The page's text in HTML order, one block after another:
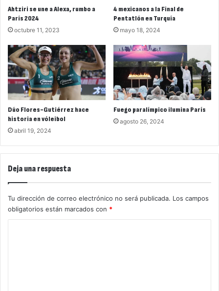
Ahtziri se une a Alexa, rumbo a
París 2024
octubre 11, 2023
4 mexicanos a la Final de
Pentatlón en Turquía
mayo 18, 2024
Dúo Flores-Gutiérrez hace
historia en vóleibol
abril 19, 2024
Fuego paralímpico ilumina París
agosto 26, 2024
Deja una respuesta
Tu dirección de correo electrónico no será publicada. Los campos
obligatorios están marcados con *